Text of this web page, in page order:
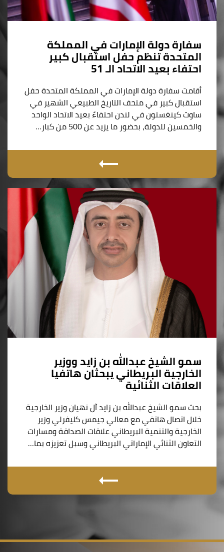
سفارة دولة الإمارات في المملكة
المتحدة تنظم حفل استقبال كبير
احتفاء بعيد الاتحاد الـ 51
أقامت سفارة دولة الإمارات في المملكة المتحدة حفل
استقبال كبير في متحف التاريخ الطبيعي الشهير في
ساوث كينغستون في لندن احتفاءً بعيد الاتحاد الواحد
والخمسين للدولة، بحضور ما يزيد عن 500 من كبار…
سمو الشيخ عبدالله بن زايد ووزير
الخارجية البريطاني يبحثان هاتفيا
العلاقات الثنائية
بحث سمو الشيخ عبدالله بن زايد آل نهيان وزير الخارجية
خلال اتصال هاتفي مع معالي جيمس كليفرلي وزير
الخارجية والتنمية البريطاني علاقات الصداقة ومسارات
التعاون الثنائي الإماراتي البريطاني وسبل تعزيزه بما…